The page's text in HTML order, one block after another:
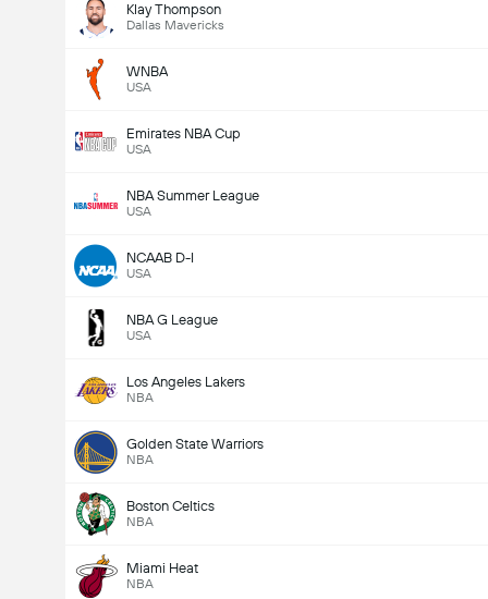
Klay Thompson
Dallas Mavericks
WNBA
USA
Emirates NBA Cup
USA
NBA Summer League
USA
NCAAB D-I
USA
NBA G League
USA
Los Angeles Lakers
NBA
Golden State Warriors
NBA
Boston Celtics
NBA
Miami Heat
NBA